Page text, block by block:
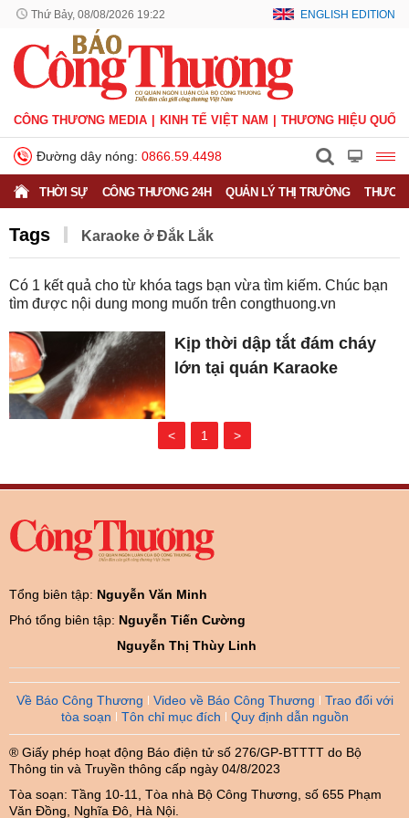
Thứ Bảy, 08/08/2026 19:22 ENGLISH EDITION
CÔNG THƯƠNG MEDIA KINH TẾ VIỆT NAM THƯƠNG HIỆU QUỐC
Đường dây nóng: 0866.59.4498
THỜI SỰ CÔNG THƯƠNG 24H QUẢN LÝ THỊ TRƯỜNG
Tags Karaoke ở Đắk Lắk
Có 1 kết quả cho từ khóa tags bạn vừa tìm kiếm. Chúc bạn
tìm được nội dung mong muốn trên congthuong.vn
Kịp thời dập tắt đám cháy
lớn tại quán Karaoke
< 1 >
Tổng biên tập: Nguyễn Văn Minh
Phó tổng biên tập: Nguyễn Tiến Cường
Nguyễn Thị Thùy Linh
Về Báo Công Thương Video về Báo Công Thương
Trao đổi với
tòa soạn
Tôn chỉ mục đích Quy định dẫn nguồn
® Giấy phép hoạt động Báo điện tử số 276/GP-BTTTT do Bộ
Thông tin và Truyền thông cấp ngày 04/8/2023
Tòa soạn: Tầng 10-11, Tòa nhà Bộ Công Thương, số 655 Phạm
Văn Đồng, Nghĩa Đô, Hà Nội.